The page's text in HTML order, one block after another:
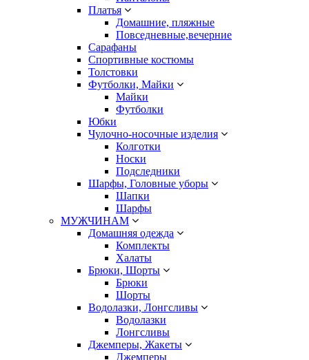
Платья
Домашние, пляжные
Повседневные,вечерние
Сарафаны
Спортивные костюмы
Толстовки
Футболки, Майки
Майки
Футболки
Юбки
Чулочно-носочные изделия
Колготки
Носки
Подследники
Шарфы, Головные уборы
Шапки
Шарфы
МУЖЧИНАМ
Домашняя одежда
Комплекты
Халаты
Брюки, Шорты
Брюки
Шорты
Водолазки, Лонгсливы
Водолазки
Лонгсливы
Джемперы, Жакеты
Джемперы